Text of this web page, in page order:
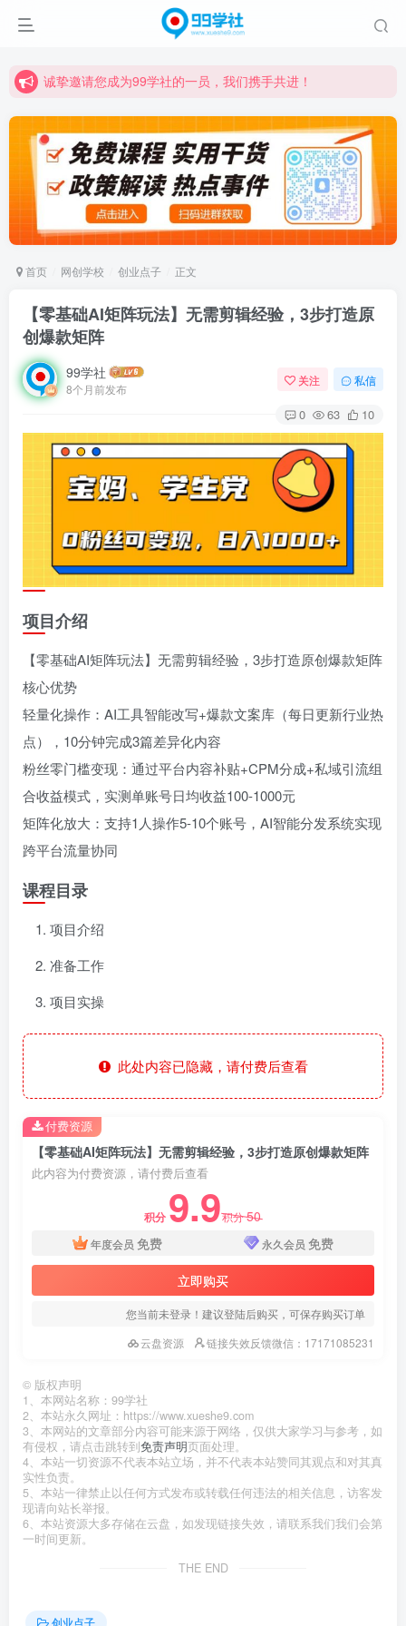
诚挚邀请您成为99学社的一员，我们携手共进！
诚挚邀请您成为99学社的一员，我们携手共进！
学习路上不孤独，99学社与你同行！分享全网优质VIP资源，炒股教程、创业教程、网络营销教程、自媒体短视频教程等，长期更新各大精品创业项目！
首页 网创学校 创业点子 正文
【零基础AI矩阵玩法】无需剪辑经验，3步打造原
创爆款矩阵
99学社
8个月前发布
关注 私信
0 63 10
项目介绍
【零基础AI矩阵玩法】无需剪辑经验，3步打造原创爆款矩阵
核心优势
轻量化操作：AI工具智能改写+爆款文案库（每日更新行业热
点），10分钟完成3篇差异化内容
粉丝零门槛变现：通过平台内容补贴+CPM分成+私域引流组
合收益模式，实测单账号日均收益100-1000元
矩阵化放大：支持1人操作5-10个账号，AI智能分发系统实现
跨平台流量协同
课程目录
项目介绍
准备工作
项目实操
此处内容已隐藏，请付费后查看
【零基础AI矩阵玩法】无需剪辑经验，3步打造原创爆款矩阵
此内容为付费资源，请付费后查看
积分 9.9积分50
年度会员 免费 永久会员 免费
立即购买
您当前未登录！建议登陆后购买，可保存购买订单
云盘资源
链接失效反馈微信：17171085231
付费资源
© 版权声明
1、本网站名称：99学社
2、本站永久网址：https://www.xueshe9.com
3、本网站的文章部分内容可能来源于网络，仅供大家学习与参考，如
有侵权，请点击跳转到免责声明页面处理。
4、本站一切资源不代表本站立场，并不代表本站赞同其观点和对其真
实性负责。
5、本站一律禁止以任何方式发布或转载任何违法的相关信息，访客发
现请向站长举报。
6、本站资源大多存储在云盘，如发现链接失效，请联系我们我们会第
一时间更新。
THE END
创业点子